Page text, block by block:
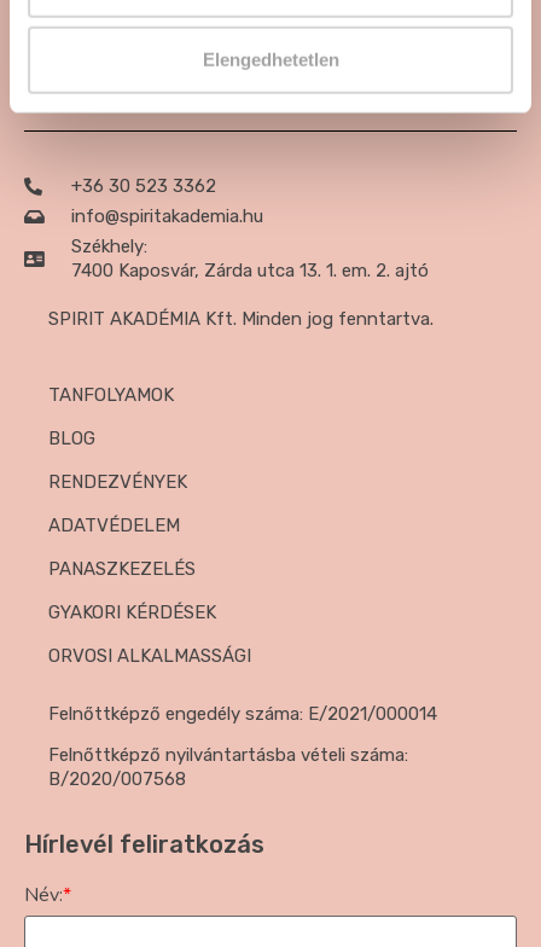
Elengedhetetlen
Csatlakozz a közzöségünkhöz:
+36 30 523 3362
info@spiritakademia.hu
Székhely:
7400 Kaposvár, Zárda utca 13. 1. em. 2. ajtó
SPIRIT AKADÉMIA Kft. Minden jog fenntartva.
TANFOLYAMOK
BLOG
RENDEZVÉNYEK
ADATVÉDELEM
PANASZKEZELÉS
GYAKORI KÉRDÉSEK
ORVOSI ALKALMASSÁGI
Felnőttképző engedély száma: E/2021/000014
Felnőttképző nyilvántartásba vételi száma:
B/2020/007568
Hírlevél feliratkozás
Név:*